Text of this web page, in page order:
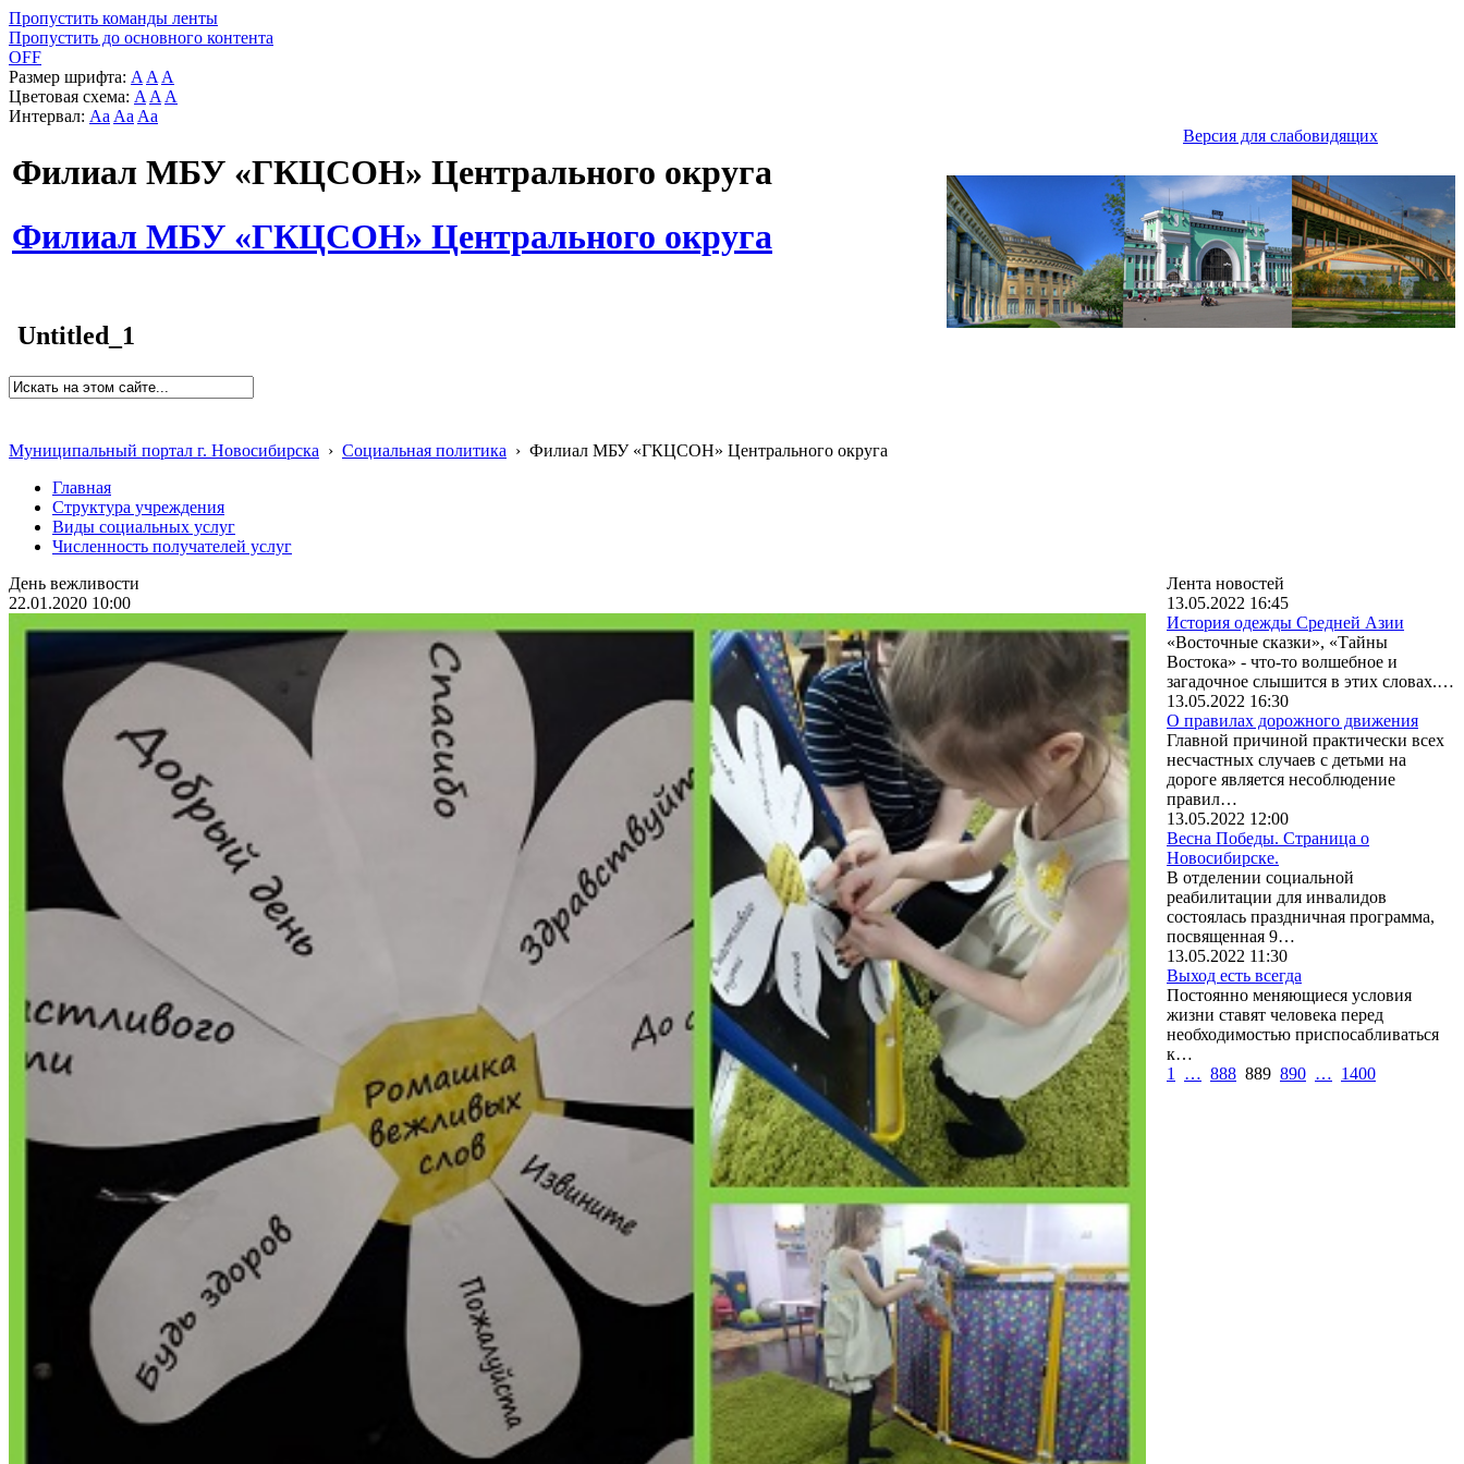
Пропустить команды ленты
Пропустить до основного контента
OFF
Размер шрифта: A A A
Цветовая схема: A A A
Интервал: Aa Aa Aa
Версия для слабовидящих
Филиал МБУ «ГКЦСОН» Центрального округа
Филиал МБУ «ГКЦСОН» Центрального округа
Untitled_1
Муниципальный портал г. Новосибирска › Социальная политика › Филиал МБУ «ГКЦСОН» Центрального округа
Главная
Структура учреждения
Виды социальных услуг
Численность получателей услуг
День вежливости
22.01.2020 10:00
Лента новостей
13.05.2022 16:45
История одежды Средней Азии
«Восточные сказки», «Тайны
Востока» - что-то волшебное и
загадочное слышится в этих словах.…
13.05.2022 16:30
О правилах дорожного движения
Главной причиной практически всех
несчастных случаев с детьми на
дороге является несоблюдение
правил…
13.05.2022 12:00
Весна Победы. Страница о
Новосибирске.
В отделении социальной
реабилитации для инвалидов
состоялась праздничная программа,
посвященная 9…
13.05.2022 11:30
Выход есть всегда
Постоянно меняющиеся условия
жизни ставят человека перед
необходимостью приспосабливаться
к…
1
… 888 889 890 … 1400